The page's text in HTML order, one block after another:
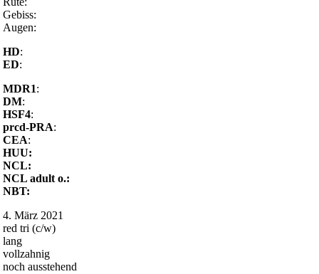
Gebiss:
Augen:
HD:
ED:
MDR1:
DM:
HSF4:
prcd-PRA:
CEA:
HUU:
NCL:
NCL adult o.:
NBT:
4. März 2021
red tri (c/w)
lang
vollzahnig
noch ausstehend